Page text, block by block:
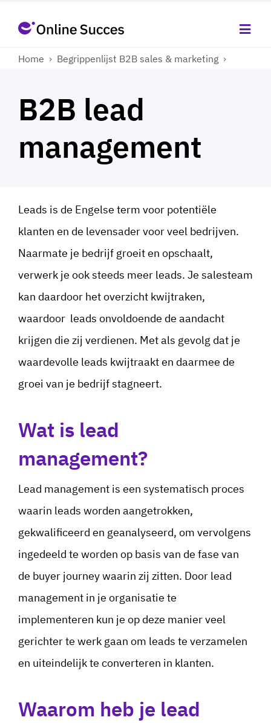
Home › Begrippenlijst B2B sales & marketing ›
B2B lead
management
Leads is de Engelse term voor potentiële
klanten en de levensader voor veel bedrijven.
Naarmate je bedrijf groeit en opschaalt,
verwerk je ook steeds meer leads. Je salesteam
kan daardoor het overzicht kwijtraken,
waardoor leads onvoldoende de aandacht
krijgen die zij verdienen. Met als gevolg dat je
waardevolle leads kwijtraakt en daarmee de
groei van je bedrijf stagneert.
Wat is lead
management?
Lead management is een systematisch proces
waarin leads worden aangetrokken,
gekwalificeerd en geanalyseerd, om vervolgens
ingedeeld te worden op basis van de fase van
de buyer journey waarin zij zitten. Door lead
management in je organisatie te
implementeren kun je op deze manier veel
gerichter te werk gaan om leads te verzamelen
en uiteindelijk te converteren in klanten.
Waarom heb je lead